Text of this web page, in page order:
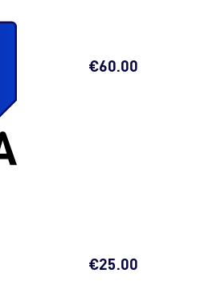
€60.00
€25.00